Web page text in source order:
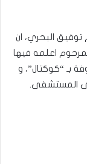
البحري، ان
اعلمه فيها
بـ “كوكتال”، و
المستشفى.